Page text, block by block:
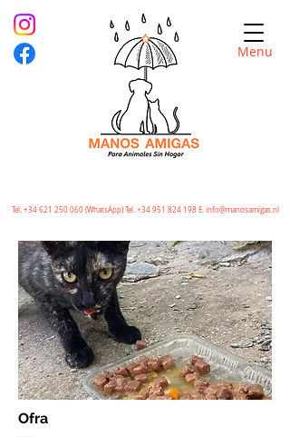
Tel. +34 621 250 060 (WhatsApp) Tel. +34 951 824 198 E. info@manosamigas.nl
Menu
Ofra